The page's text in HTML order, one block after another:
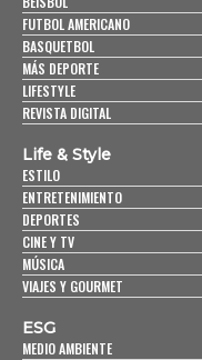
FUTBOL AMERICANO
BASQUETBOL
MÁS DEPORTE
LIFESTYLE
REVISTA DIGITAL
Life & Style
ESTILO
ENTRETENIMIENTO
DEPORTES
CINE Y TV
MÚSICA
VIAJES Y GOURMET
ESG
MEDIO AMBIENTE